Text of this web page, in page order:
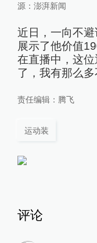
源： 澎湃新闻
近日，一向不避
展示了他价值
在直播中，这
了，我有那么
责任编辑： 腾飞
运动装
评论